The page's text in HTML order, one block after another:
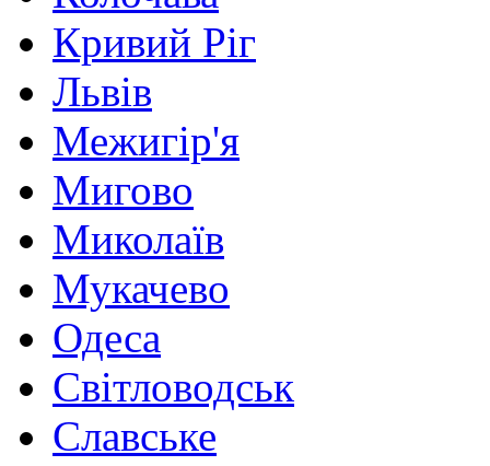
Кривий Ріг
Львів
Межигір'я
Мигово
Миколаїв
Мукачево
Одеса
Світловодськ
Славське